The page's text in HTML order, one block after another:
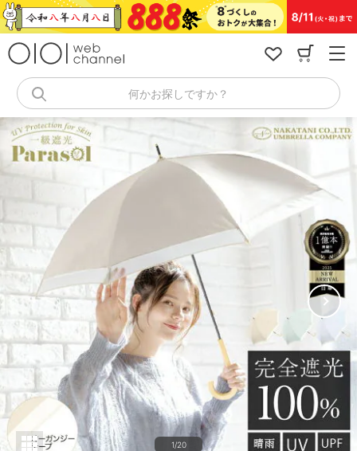
コ
ン
キ
何かお探しですか？
1/20